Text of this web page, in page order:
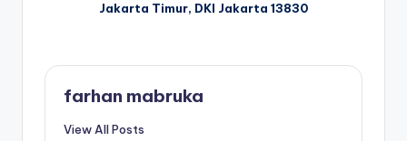
Jakarta Timur, DKI Jakarta 13830
farhan mabruka
View All Posts